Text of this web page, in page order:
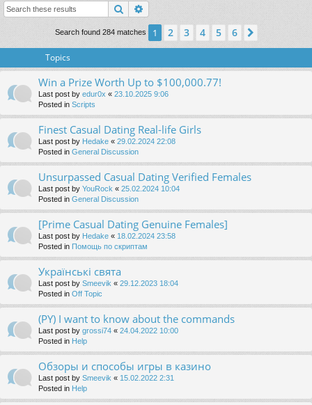
Search
Search found 284 matches 1 2 3 4 5 6
Topics
Win a Prize Worth Up to $100,000.77!
Last post by edur0x « 23.10.2025 9:06
Posted in Scripts
Finest Сasual Dating Real-life Girls
Last post by Hedake « 29.02.2024 22:08
Posted in General Discussion
Unsurpassed Сasual Dating Verified Females
Last post by YouRock « 25.02.2024 10:04
Posted in General Discussion
[Prime Сasual Dating Genuine Females]
Last post by Hedake « 18.02.2024 23:58
Posted in Помощь по скриптам
Українські свята
Last post by Smeevik « 29.12.2023 18:04
Posted in Off Topic
(PY) I want to know about the commands
Last post by grossi74 « 24.04.2022 10:00
Posted in Help
Обзоры и способы игры в казино
Last post by Smeevik « 15.02.2022 2:31
Posted in Help